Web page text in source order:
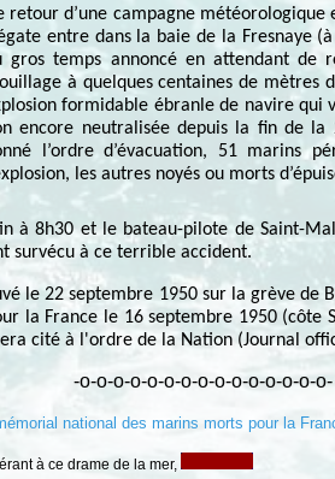
retour d’une campagne
entre dans la baie de la Fresnaye
gros temps annoncé en attendant de
à quelques centaines de mètres
formidable ébranle de navire qui
encore neutralisée depuis la fin de
l’ordre d’évacuation, 51 marins
les autres noyés ou morts
à 8h30 et le bateau-pilote de Saint-
survécu à ce terrible accident.
le 22 septembre 1950 sur la grève
la France le 16 septembre 1950 (côte
cité à l'ordre de la Nation (Journal
-o-o-o-o-o-o-o-o-o-o-o-o-o-o-o-
national des marins morts pour la
à ce drame de la mer,